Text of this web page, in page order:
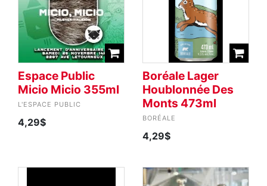
Espace Public
Micio Micio 355ml
L'ESPACE PUBLIC
4,29$
Boréale Lager
Houblonnée Des
Monts 473ml
BORÉALE
4,29$